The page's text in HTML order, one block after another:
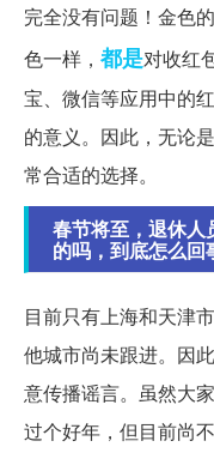
完全没有问题！金色
色一样， 都是对收红
宝、微信等应用中的
的意义。因此，无论
常合适的选择。
春节将至，退休人
的吗，到底怎么回
目前只有上海和天津
他城市尚未跟进。因
意传播谣言。虽然大
过个好年，但目前尚